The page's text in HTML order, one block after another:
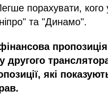
порахувати,
та "Динамо".
другого
які